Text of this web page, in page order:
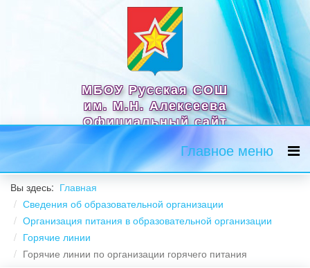
МБОУ Русская СОШ
им. М.Н. Алексеева
Официальный сайт
Главное меню
Вы здесь: Главная
Сведения об образовательной организации
Организация питания в образовательной организации
Горячие линии
Горячие линии по организации горячего питания